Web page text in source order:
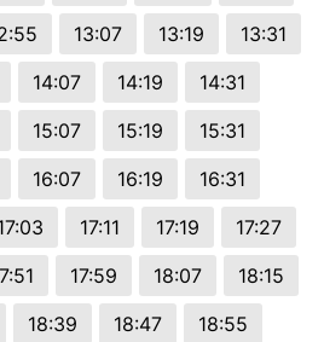
13:07 13:19
13:31
14:07 14:19
14:31
15:07 15:19
15:31
16:07 16:19
16:31
17:11 17:19
17:27
17:59 18:07
18:15
18:39 18:47
18:55